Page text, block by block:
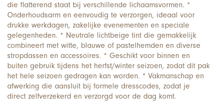
die flatterend staat bij verschillende lichaamsvormen. *
Onderhoudsarm en eenvoudig te verzorgen, ideaal voor
drukke werkdagen, zakelijke evenementen en speciale
gelegenheden. * Neutrale lichtbeige tint die gemakkelijk
combineert met witte, blauwe of pastelhemden en diverse
stropdassen en accessoires. * Geschikt voor binnen en
buiten gebruik tijdens het herfst/winter seizoen, zodat dit pak
het hele seizoen gedragen kan worden. * Vakmanschap en
afwerking die aansluit bij formele dresscodes, zodat je
direct zelfverzekerd en verzorgd voor de dag komt.